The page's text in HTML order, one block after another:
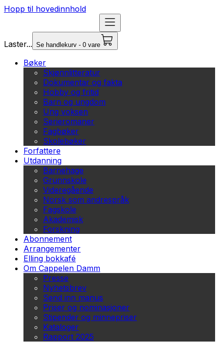
Hopp til hovedinnhold
Laster... Se handlekurv - 0 vare
Bøker
Skjønnlitteratur
Dokumentar og fakta
Hobby og fritid
Barn og ungdom
Ung voksen
Serieromaner
Fagbøker
Skolebøker
Forfattere
Utdanning
Barnehage
Grunnskole
Videregående
Norsk som andrespråk
Fagskole
Akademisk
Forskning
Abonnement
Arrangementer
Elling bokkafé
Om Cappelen Damm
Presse
Nyhetsbrev
Send inn manus
Priser og nominasjoner
Stipender og minnepriser
Kataloger
Rapport 2025